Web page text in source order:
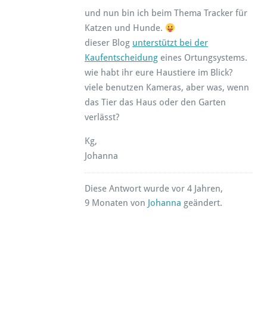
und nun bin ich beim Thema Tracker für
Katzen und Hunde.
dieser Blog unterstützt bei der
Kaufentscheidung eines Ortungsystems.
wie habt ihr eure Haustiere im Blick?
viele benutzen Kameras, aber was, wenn
das Tier das Haus oder den Garten
verlässt?
Kg,
Johanna
Diese Antwort wurde vor 4 Jahren,
9 Monaten von Johanna geändert.